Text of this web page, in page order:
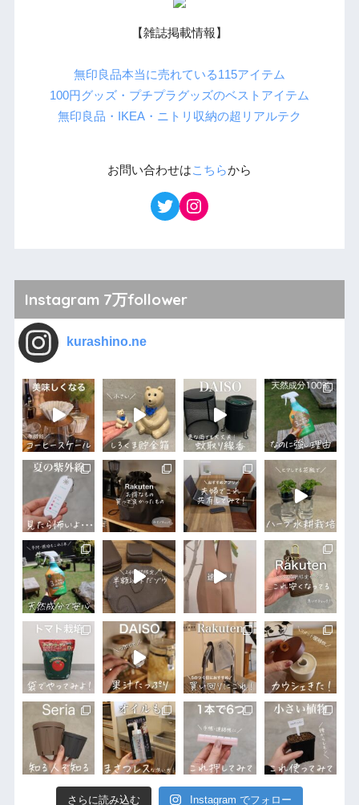
【雑誌掲載情報】
無印良品本当に売れている115アイテム
100円グッズ・プチプラグッズのベストアイテム
無印良品・IKEA・ニトリ収納の超リアルテク
お問い合わせはこちらから
Instagram 7万follower
kurashino.ne
さらに読み込む Instagram でフォロー